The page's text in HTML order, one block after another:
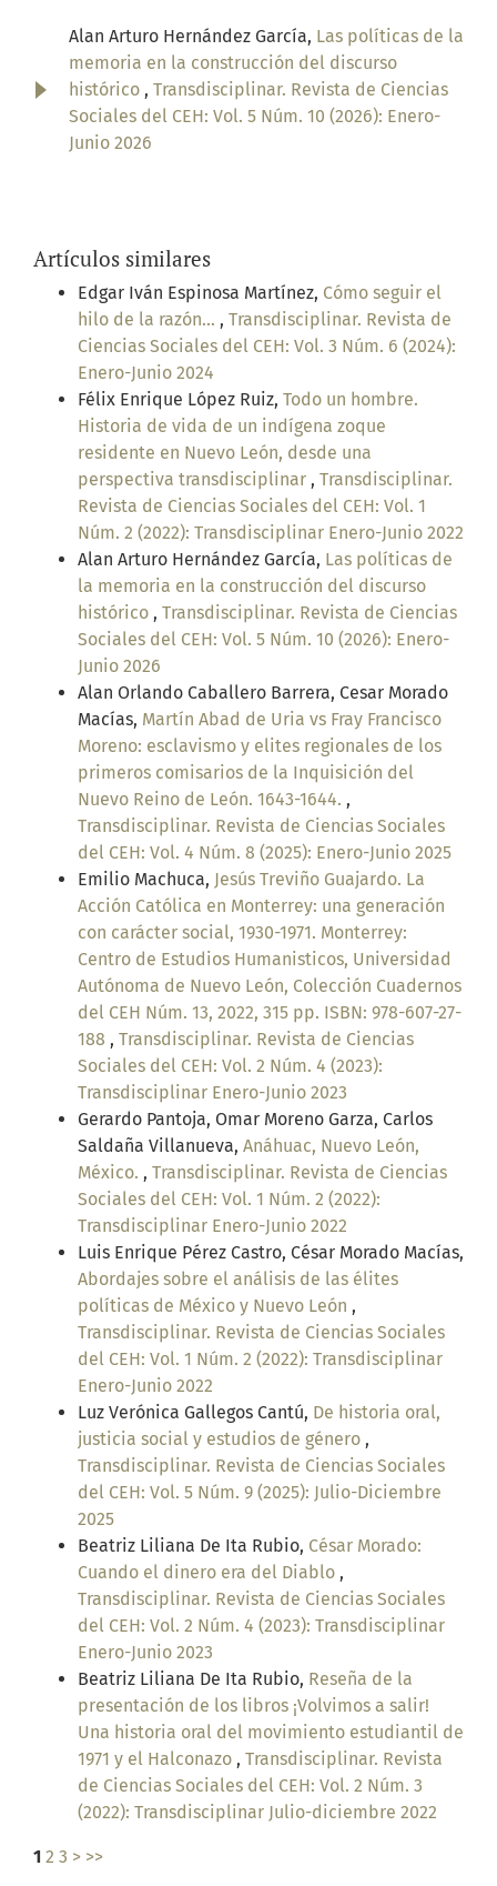
Alan Arturo Hernández García, Las políticas de la
memoria en la construcción del discurso
histórico , Transdisciplinar. Revista de Ciencias
Sociales del CEH: Vol. 5 Núm. 10 (2026): Enero-
Junio 2026
Artículos similares
Edgar Iván Espinosa Martínez, Cómo seguir el
hilo de la razón... , Transdisciplinar. Revista de
Ciencias Sociales del CEH: Vol. 3 Núm. 6 (2024):
Enero-Junio 2024
Félix Enrique López Ruiz, Todo un hombre.
Historia de vida de un indígena zoque
residente en Nuevo León, desde una
perspectiva transdisciplinar , Transdisciplinar.
Revista de Ciencias Sociales del CEH: Vol. 1
Núm. 2 (2022): Transdisciplinar Enero-Junio 2022
Alan Arturo Hernández García, Las políticas de
la memoria en la construcción del discurso
histórico , Transdisciplinar. Revista de Ciencias
Sociales del CEH: Vol. 5 Núm. 10 (2026): Enero-
Junio 2026
Alan Orlando Caballero Barrera, Cesar Morado
Macías, Martín Abad de Uria vs Fray Francisco
Moreno: esclavismo y elites regionales de los
primeros comisarios de la Inquisición del
Nuevo Reino de León. 1643-1644. ,
Transdisciplinar. Revista de Ciencias Sociales
del CEH: Vol. 4 Núm. 8 (2025): Enero-Junio 2025
Emilio Machuca, Jesús Treviño Guajardo. La
Acción Católica en Monterrey: una generación
con carácter social, 1930-1971. Monterrey:
Centro de Estudios Humanisticos, Universidad
Autónoma de Nuevo León, Colección Cuadernos
del CEH Núm. 13, 2022, 315 pp. ISBN: 978-607-27-
188 , Transdisciplinar. Revista de Ciencias
Sociales del CEH: Vol. 2 Núm. 4 (2023):
Transdisciplinar Enero-Junio 2023
Gerardo Pantoja, Omar Moreno Garza, Carlos
Saldaña Villanueva, Anáhuac, Nuevo León,
México. , Transdisciplinar. Revista de Ciencias
Sociales del CEH: Vol. 1 Núm. 2 (2022):
Transdisciplinar Enero-Junio 2022
Luis Enrique Pérez Castro, César Morado Macías,
Abordajes sobre el análisis de las élites
políticas de México y Nuevo León ,
Transdisciplinar. Revista de Ciencias Sociales
del CEH: Vol. 1 Núm. 2 (2022): Transdisciplinar
Enero-Junio 2022
Luz Verónica Gallegos Cantú, De historia oral,
justicia social y estudios de género ,
Transdisciplinar. Revista de Ciencias Sociales
del CEH: Vol. 5 Núm. 9 (2025): Julio-Diciembre
2025
Beatriz Liliana De Ita Rubio, César Morado:
Cuando el dinero era del Diablo ,
Transdisciplinar. Revista de Ciencias Sociales
del CEH: Vol. 2 Núm. 4 (2023): Transdisciplinar
Enero-Junio 2023
Beatriz Liliana De Ita Rubio, Reseña de la
presentación de los libros ¡Volvimos a salir!
Una historia oral del movimiento estudiantil de
1971 y el Halconazo , Transdisciplinar. Revista
de Ciencias Sociales del CEH: Vol. 2 Núm. 3
(2022): Transdisciplinar Julio-diciembre 2022
1 2 3 > >>